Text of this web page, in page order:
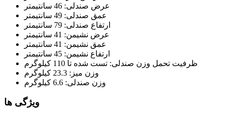
عرض صندلی: 46 سانتیمتر
عمق صندلی: 49 سانتیمتر
ارتفاع صندلی: 79 سانتیمتر
عرض نشیمن: 41 سانتیمتر
عمق نشیمن: 41 سانتیمتر
ارتفاع نشیمن: 45 سانتیمتر
ظرفیت تحمل وزن صندلی: تست شده تا 110 کیلوگرم
وزن میز: 23.3 کیلوگرم
وزن صندلی: 6.6 کیلوگرم
ویژگی ها